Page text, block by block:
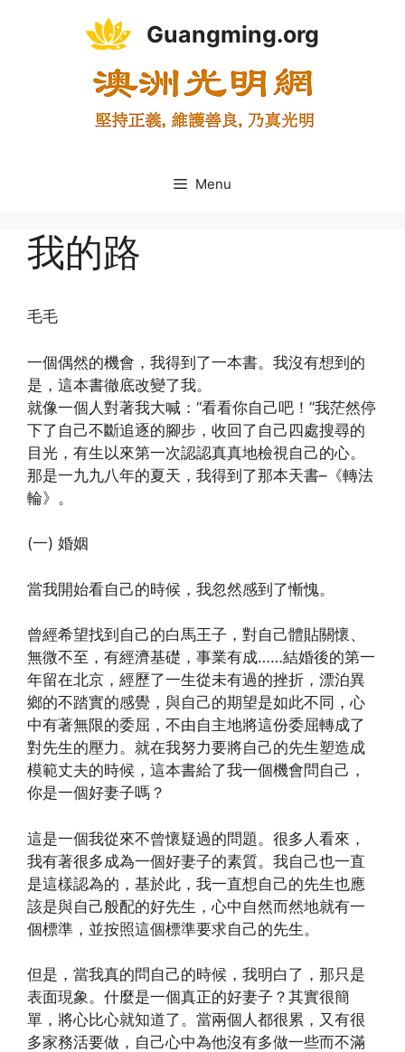
Guangming.org
Menu
我的路
毛毛
一個偶然的機會，我得到了一本書。我沒有想到的
是，這本書徹底改變了我。
就像一個人對著我大喊：“看看你自己吧！”我茫然停
下了自己不斷追逐的腳步，收回了自己四處搜尋的
目光，有生以來第一次認認真真地檢視自己的心。
那是一九九八年的夏天，我得到了那本天書–《轉法
輪》。
(一) 婚姻
當我開始看自己的時候，我忽然感到了慚愧。
曾經希望找到自己的白馬王子，對自己體貼關懷、
無微不至，有經濟基礎，事業有成……結婚後的第一
年留在北京，經歷了一生從未有過的挫折，漂泊異
鄉的不踏實的感覺，與自己的期望是如此不同，心
中有著無限的委屈，不由自主地將這份委屈轉成了
對先生的壓力。就在我努力要將自己的先生塑造成
模範丈夫的時候，這本書給了我一個機會問自己，
你是一個好妻子嗎？
這是一個我從來不曾懷疑過的問題。很多人看來，
我有著很多成為一個好妻子的素質。我自己也一直
是這樣認為的，基於此，我一直想自己的先生也應
該是與自己般配的好先生，心中自然而然地就有一
個標準，並按照這個標準要求自己的先生。
但是，當我真的問自己的時候，我明白了，那只是
表面現象。什麼是一個真正的好妻子？其實很簡
單，將心比心就知道了。當兩個人都很累，又有很
多家務活要做，自己心中為他沒有多做一些而不滿